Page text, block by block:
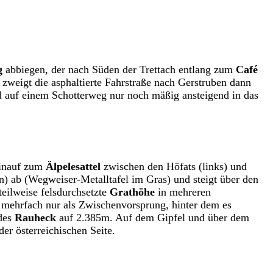
abbiegen, der nach Süden der Trettach entlang zumCafé
zweigt die asphaltierte Fahrstraße nach Gerstruben dann
einem Schotterweg nur noch mäßig ansteigend in das
zumÄlpelesattel zwischen den Höfats (links) und
ab (Wegweiser-Metalltafel im Gras) und steigt über den
felsdurchsetzte Grathöhe in mehreren
nur als Zwischenvorsprung, hinter dem es
Rauheck auf 2.385m. Auf dem Gipfel und über dem
österreichischen Seite.